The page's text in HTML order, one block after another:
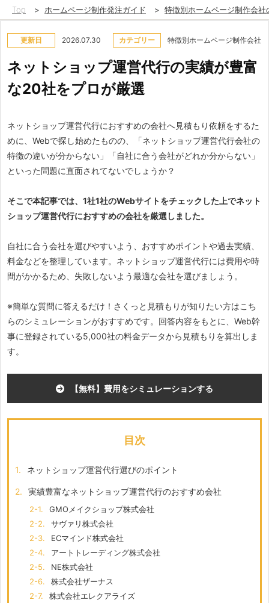
Top > ホームページ制作発注ガイド > 特徴別ホームページ制作会社
更新日 2026.07.30 カテゴリー 特徴別ホームページ制作会社
ネットショップ運営代行の実績が豊富
な20社をプロが厳選
ネットショップ運営代行におすすめの会社へ見積もり依頼をするた
めに、Webで探し始めたものの、「ネットショップ運営代行会社の
特徴の違いが分からない」「自社に合う会社がどれか分からない」
といった問題に直面されてないでしょうか？
そこで本記事では、1社1社のWebサイトをチェックした上でネット
ショップ運営代行におすすめの会社を厳選しました。
自社に合う会社を選びやすいよう、おすすめポイントや過去実績、
料金などを整理しています。ネットショップ運営代行には費用や時
間がかかるため、失敗しないよう最適な会社を選びましょう。
※簡単な質問に答えるだけ！さくっと見積もりが知りたい方はこち
らのシミュレーションがおすすめです。回答内容をもとに、Web幹
事に登録されている5,000社の料金データから見積もりを算出しま
す。
【無料】費用をシミュレーションする
目次
1. ネットショップ運営代行選びのポイント
2. 実績豊富なネットショップ運営代行のおすすめ会社
2-1.
GMOメイクショップ株式会社
2-2.
サヴァリ株式会社
2-3.
ECマインド株式会社
2-4.
アートトレーディング株式会社
2-5.
NE株式会社
2-6.
株式会社ザーナス
2-7.
株式会社エレクアライズ